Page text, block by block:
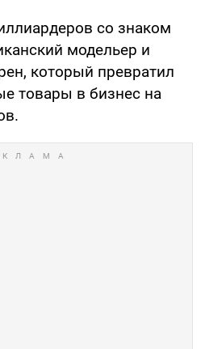
со знаком
модельер и
который превратил
товары в бизнес на